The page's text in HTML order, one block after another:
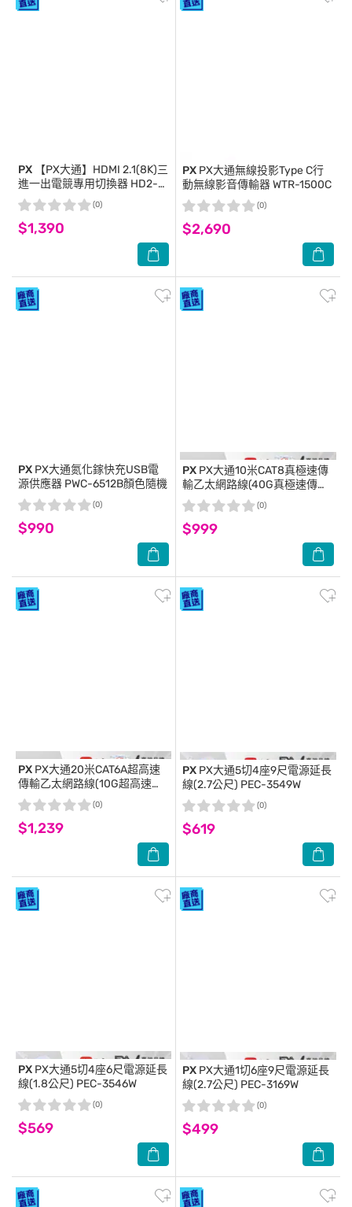
PX 【PX大通】HDMI 2.1(8K)三
進一出電競專用切換器 HD2-
316X
$1,390
(0)
PX PX大通無線投影Type C行
動無線影音傳輸器 WTR-1500C
$2,690
(0)
PX PX大通氮化鎵快充USB電
源供應器 PWC-6512B顏色隨機
$990
(0)
PX PX大通10米CAT8真極速傳
輸乙太網路線(40G真極速傳輸
速度) LC8-10M
$999
(0)
PX PX大通20米CAT6A超高速
傳輸乙太網路線(10G超高速傳
輸) LC6A-20M
$1,239
(0)
PX PX大通5切4座9尺電源延長
線(2.7公尺) PEC-3549W
$619
(0)
PX PX大通5切4座6尺電源延長
線(1.8公尺) PEC-3546W
$569
(0)
PX PX大通1切6座9尺電源延長
線(2.7公尺) PEC-3169W
$499
(0)